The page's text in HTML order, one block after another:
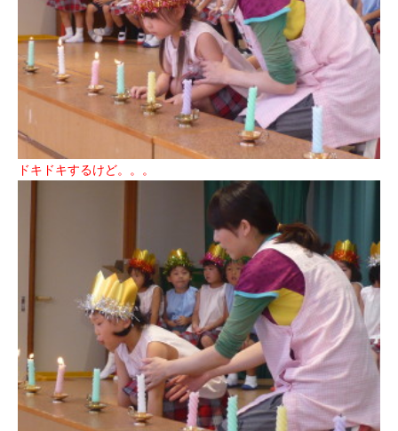
ドキドキするけど。。。